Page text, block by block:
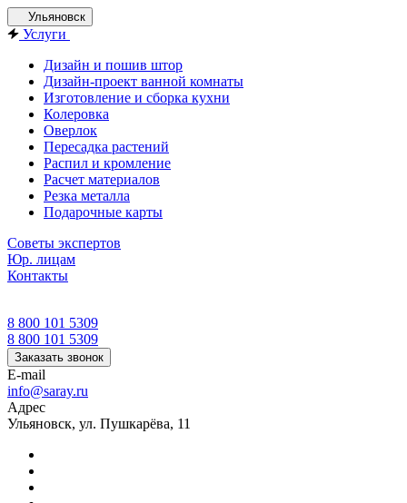
Ульяновск
Услуги
Дизайн и пошив штор
Дизайн-проект ванной комнаты
Изготовление и сборка кухни
Колеровка
Оверлок
Пересадка растений
Распил и кромление
Расчет материалов
Резка металла
Подарочные карты
Советы экспертов
Юр. лицам
Контакты
8 800 101 5309
8 800 101 5309
Заказать звонок
E-mail
info@saray.ru
Адрес
Ульяновск, ул. Пушкарёва, 11